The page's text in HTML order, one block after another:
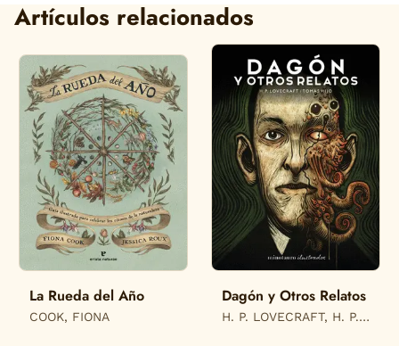
Artículos relacionados
La Rueda del Año
COOK, FIONA
Dagón y Otros Relatos
H. P. LOVECRAFT, H. P.